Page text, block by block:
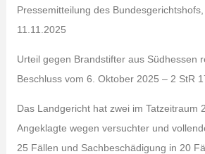
Pressemitteilung des
11.11.2025
Urteil gegen Brandstifter aus Südhessen
Beschluss vom 6. Oktober 2025 – 2 StR
Das Landgericht hat zwei im Tatzeitraum
Angeklagte wegen versuchter und
25 Fällen und Sachbeschädigung in 20